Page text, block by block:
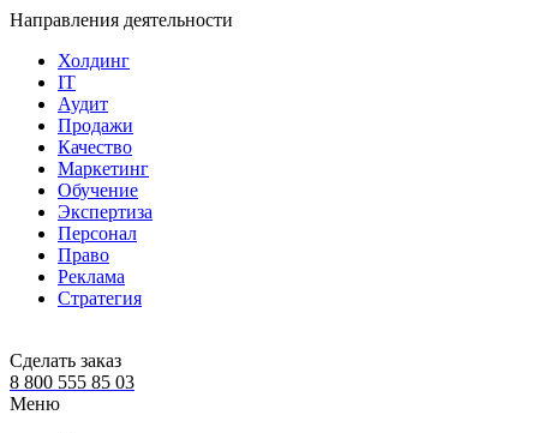
Направления деятельности
Холдинг
IT
Аудит
Продажи
Качество
Маркетинг
Обучение
Экспертиза
Персонал
Право
Реклама
Стратегия
Сделать заказ
8 800 555 85 03
Меню